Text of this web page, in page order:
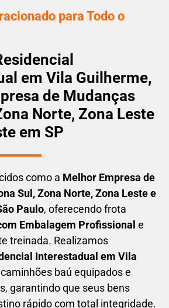
para Todo o
em Vila Guilherme,
de Mudanças
Norte, Zona Leste
em SP
como a Melhor Empresa de
Sul, Zona Norte, Zona Leste e
Paulo, oferecendo frota
Embalagem Profissional e
treinada. Realizamos
Interestadual em Vila
baú equipados e
garantindo que seus bens
rápido com total integridade.